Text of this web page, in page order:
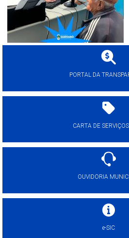
PORTAL DA
CARTA DE
OUVIDORIA
e-SIC